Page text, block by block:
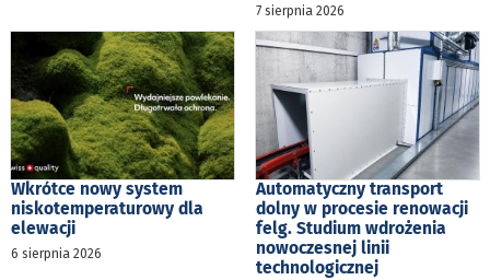
7 sierpnia 2026
Wkrótce nowy system
niskotemperaturowy dla
elewacji
6 sierpnia 2026
Automatyczny transport
dolny w procesie renowacji
felg. Studium wdrożenia
nowoczesnej linii
technologicznej